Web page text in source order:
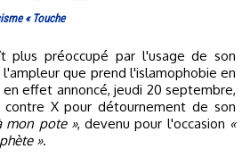
« Touche
que prend l'islamophobie en
en effet annoncé, jeudi 20 septembre,
X pour détournement de son
mon pote », devenu pour l'occasion «
».